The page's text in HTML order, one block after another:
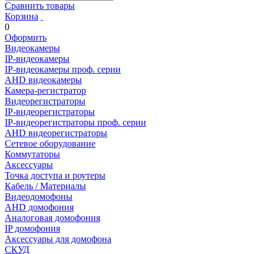
Сравнить товары
Корзина
0
Оформить
Видеокамеры
IP-видеокамеры
IP-видеокамеры проф. серии
AHD видеокамеры
Камера-регистратор
Видеорегистраторы
IP-видеорегистраторы
IP-видеорегистраторы проф. серии
AHD видеорегистраторы
Сетевое оборудование
Коммутаторы
Аксессуары
Точка доступа и роутеры
Кабель / Материалы
Видеодомофоны
AHD домофония
Аналоговая домофония
IP домофония
Аксессуары для домофона
СКУД